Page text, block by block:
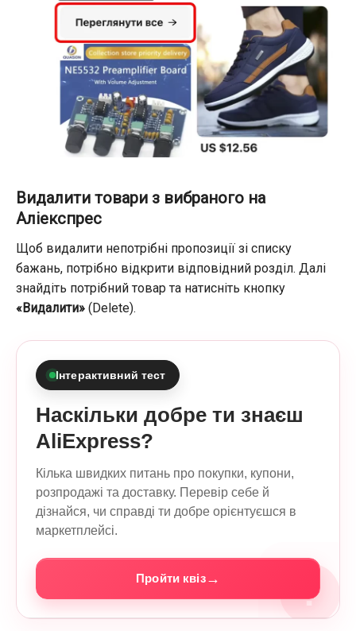
Видалити товари з вибраного на
Аліекспрес
Щоб видалити непотрібні пропозиції зі списку
бажань, потрібно відкрити відповідний розділ. Далі
знайдіть потрібний товар та натисніть кнопку
«Видалити» (Delete).
Інтерактивний тест
Наскільки добре ти знаєш
AliExpress?
Кілька швидких питань про покупки, купони,
розпродажі та доставку. Перевір себе й
дізнайся, чи справді ти добре орієнтуєшся в
маркетплейсі.
Пройти квіз→ ?